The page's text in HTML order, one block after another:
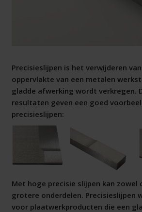
Precisieslijpen is het verwijderen
oppervlakte van een metalen
gladde afwerking wordt verkregen.
resultaten geven een goed
precisieslijpen:
Met hoge precisie slijpen kan zowel
grotere onderdelen. Precisieslijpen
voor plaatwerkproducten die een